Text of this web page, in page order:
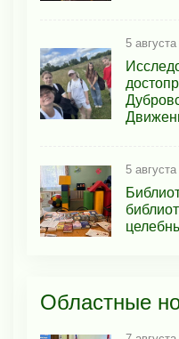
5
5
Областные